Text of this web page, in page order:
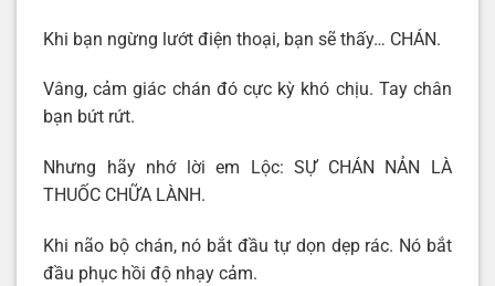
Khi bạn ngừng lướt điện thoại, bạn sẽ thấy… CHÁN.
Vâng, cảm giác chán đó cực kỳ khó chịu. Tay chân
bạn bứt rứt.
Nhưng hãy nhớ lời em Lộc: SỰ CHÁN NẢN LÀ
THUỐC CHỮA LÀNH.
Khi não bộ chán, nó bắt đầu tự dọn dẹp rác. Nó bắt
đầu phục hồi độ nhạy cảm.